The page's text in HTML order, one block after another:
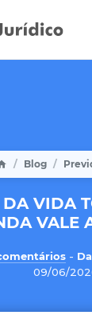
Blog
DA VIDA
VALE
-
09/06/